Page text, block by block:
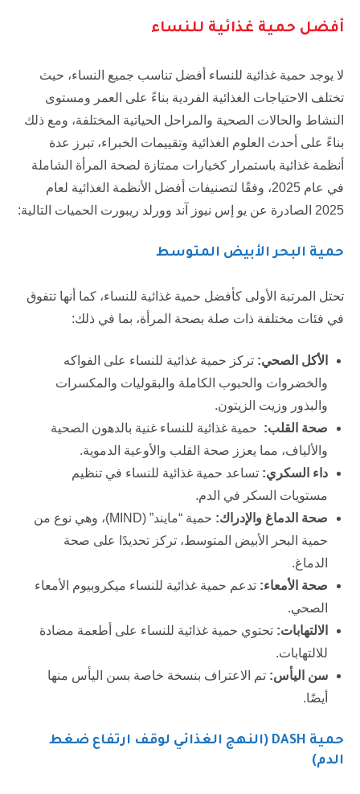
أفضل حمية غذائية للنساء
لا يوجد حمية غذائية للنساء أفضل تناسب جميع النساء، حيث
تختلف الاحتياجات الغذائية الفردية بناءً على العمر ومستوى
النشاط والحالات الصحية والمراحل الحياتية المختلفة، ومع ذلك
بناءً على أحدث العلوم الغذائية وتقييمات الخبراء، تبرز عدة
أنظمة غذائية باستمرار كخيارات ممتازة لصحة المرأة الشاملة
في عام 2025، وفقًا لتصنيفات أفضل الأنظمة الغذائية لعام
2025 الصادرة عن يو إس نيوز آند وورلد ريبورت الحميات التالية:
حمية البحر الأبيض المتوسط
تحتل المرتبة الأولى كأفضل حمية غذائية للنساء، كما أنها تتفوق
في فئات مختلفة ذات صلة بصحة المرأة، بما في ذلك:
الأكل الصحي: تركز حمية غذائية للنساء على الفواكه
والخضروات والحبوب الكاملة والبقوليات والمكسرات
والبذور وزيت الزيتون.
صحة القلب: حمية غذائية للنساء غنية بالدهون الصحية
والألياف، مما يعزز صحة القلب والأوعية الدموية.
داء السكري: تساعد حمية غذائية للنساء في تنظيم
مستويات السكر في الدم.
صحة الدماغ والإدراك:
حمية “مايند” (MIND)، وهي نوع من
حمية البحر الأبيض المتوسط، تركز تحديدًا على صحة
الدماغ.
صحة الأمعاء: تدعم حمية غذائية للنساء ميكروبيوم الأمعاء
الصحي.
الالتهابات: تحتوي حمية غذائية للنساء على أطعمة مضادة
للالتهابات.
سن اليأس: تم الاعتراف بنسخة خاصة بسن اليأس منها
أيضًا.
حمية DASH (النهج الغذائي لوقف ارتفاع ضغط
الدم)